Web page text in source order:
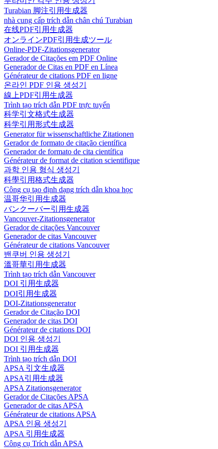
Turabian 脚注引用生成器
nhà cung cấp trích dẫn chân chú Turabian
在线PDF引用生成器
オンラインPDF引用生成ツール
Online-PDF-Zitationsgenerator
Gerador de Citações em PDF Online
Generador de Citas en PDF en Línea
Générateur de citations PDF en ligne
온라인 PDF 인용 생성기
線上PDF引用生成器
Trình tạo trích dẫn PDF trực tuyến
科学引文格式生成器
科学引用形式生成器
Generator für wissenschaftliche Zitationen
Gerador de formato de citação científica
Generador de formato de cita científica
Générateur de format de citation scientifique
과학 인용 형식 생성기
科學引用格式生成器
Công cụ tạo định dạng trích dẫn khoa học
温哥华引用生成器
バンクーバー引用生成器
Vancouver-Zitationsgenerator
Gerador de citações Vancouver
Generador de citas Vancouver
Générateur de citations Vancouver
밴쿠버 인용 생성기
溫哥華引用生成器
Trình tạo trích dẫn Vancouver
DOI 引用生成器
DOI引用生成器
DOI-Zitationsgenerator
Gerador de Citação DOI
Generador de citas DOI
Générateur de citations DOI
DOI 인용 생성기
DOI 引用生成器
Trình tạo trích dẫn DOI
APSA 引文生成器
APSA引用生成器
APSA Zitationsgenerator
Gerador de Citações APSA
Generador de citas APSA
Générateur de citations APSA
APSA 인용 생성기
APSA 引用生成器
Công cụ Trích dẫn APSA